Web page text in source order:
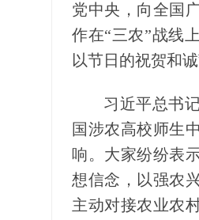
党中央，向全国
作在“三农”战线
以节日的祝贺和诚
习近平总书
国涉农高校师生
响。大家纷纷表
想信念，以强农
主动对接农业农